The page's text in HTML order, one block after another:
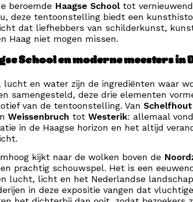
beroemde Haagse Schooltot
deze tentoonstelling biedt een
dat liefhebbers van schilderkunst,
Haag niet mogen missen.
School en moderne meesters in
lucht en water zijn de ingrediënten waar
samengesteld, deze drie elementen
van de tentoonstelling. Van Schelfhout
Weissenbruch tot Westerik: allemaal
in de Haagse horizon en het altijd
kijkt naar de wolken boven de
prachtig schouwspel. Het is een
lucht, licht en het Nederlandse
in deze expositie vangen dat